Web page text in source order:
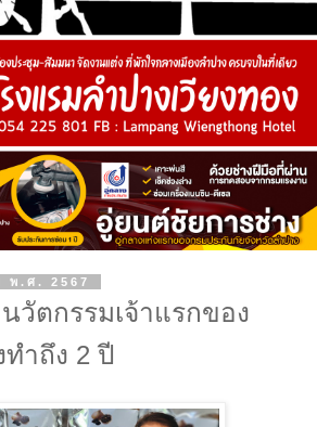
พ.ศ. 2567
นวัตกรรมเจ้าแรกของ
ำถึง 2 ปี